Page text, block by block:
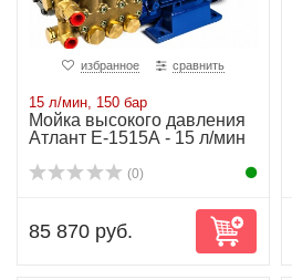
избранное сравнить
15 л/мин, 150 бар
Мойка высокого давления
Атлант Е-1515А - 15 л/мин
(0)
85 870 руб.